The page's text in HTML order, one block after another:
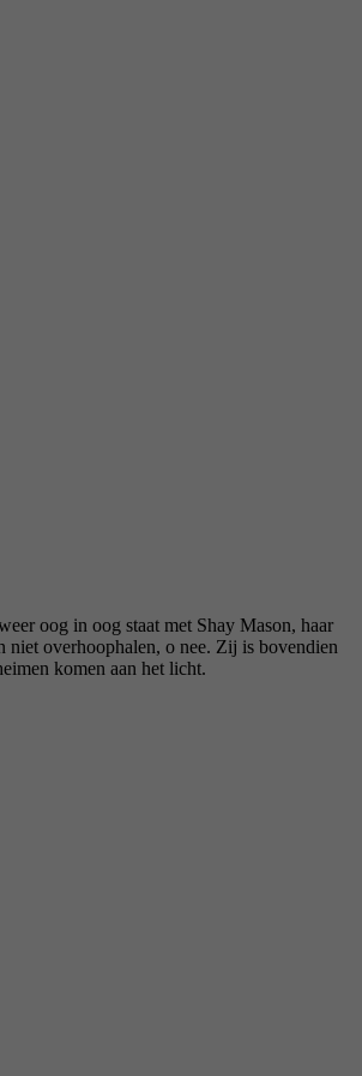
oog in oog staat met Shay Mason, haar
overhoophalen, o nee. Zij is bovendien
komen aan het licht.